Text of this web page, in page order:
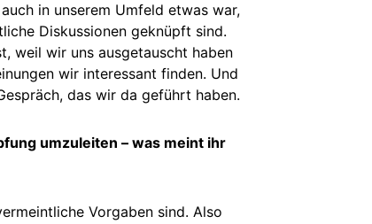
in unserem Umfeld etwas war,
Diskussionen geknüpft sind.
weil wir uns ausgetauscht haben
wir interessant finden. Und
das wir da geführt haben.
umzuleiten – was meint ihr
Vorgaben sind. Also